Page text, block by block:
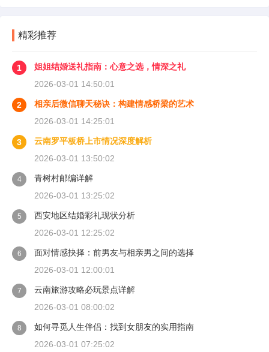
精彩推荐
1
姐姐结婚送礼指南：心意之选，情深之礼
2026-03-01 14:50:01
2
相亲后微信聊天秘诀：构建情感桥梁的艺术
2026-03-01 14:25:01
3
云南罗平板桥上市情况深度解析
2026-03-01 13:50:02
4
青树村邮编详解
2026-03-01 13:25:02
5
西安地区结婚彩礼现状分析
2026-03-01 12:25:02
6
面对情感抉择：前男友与相亲男之间的选择
2026-03-01 12:00:01
7
云南旅游攻略必玩景点详解
2026-03-01 08:00:02
8
如何寻觅人生伴侣：找到女朋友的实用指南
2026-03-01 07:25:02